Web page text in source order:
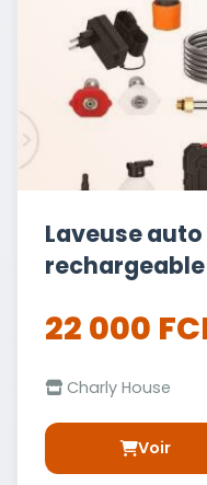
Laveuse
rechargeable
22 000
Charly House
Voir